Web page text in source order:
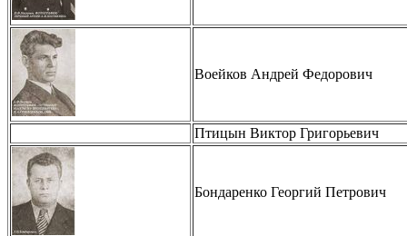
Воейков Андрей Федорович
Птицын Виктор Григорьевич
Бондаренко Георгий Петрович